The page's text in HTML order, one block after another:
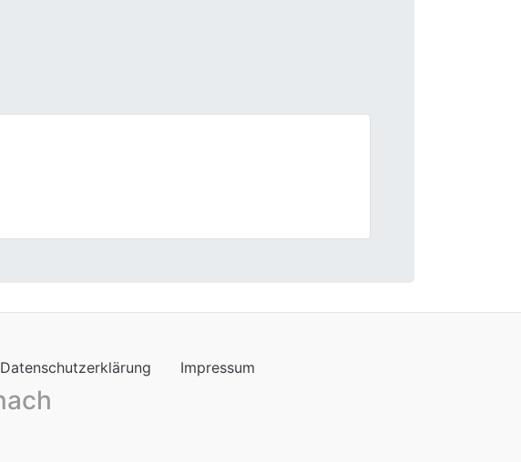
gesamte Abwicklung. Immer wieder gerne.
Datenschutzerklärung Impressum